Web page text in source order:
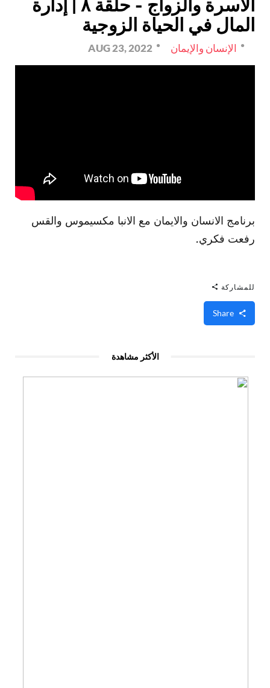
الأسرة والزواج - حلقة ٨ | إدارة
المال في الحياة الزوجية
الإنسان والإيمان AUG 23, 2022
برنامج الانسان والايمان مع الانبا مكسيموس والقس
رفعت فكري.
للمشاركة
الأكثر مشاهدة